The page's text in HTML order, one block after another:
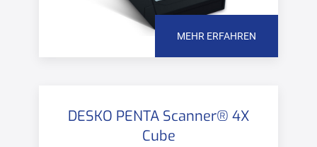
MEHR ERFAHREN
DESKO PENTA Scanner® 4X
Cube